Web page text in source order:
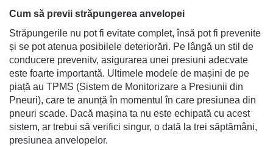
Cum să previi străpungerea anvelopei
Străpungerile nu pot fi evitate complet, însă pot fi prevenite
și se pot atenua posibilele deteriorări. Pe lângă un stil de
conducere prevenitv, asigurarea unei presiuni adecvate
este foarte importantă. Ultimele modele de mașini de pe
piață au TPMS (Sistem de Monitorizare a Presiunii din
Pneuri), care te anunță în momentul în care presiunea din
pneuri scade. Dacă mașina ta nu este echipată cu acest
sistem, ar trebui să verifici singur, o dată la trei săptămâni,
presiunea anvelopelor.